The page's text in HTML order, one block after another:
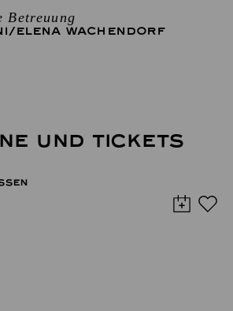
Betreuung
/ELENA WACHENDORF
UND TICKETS